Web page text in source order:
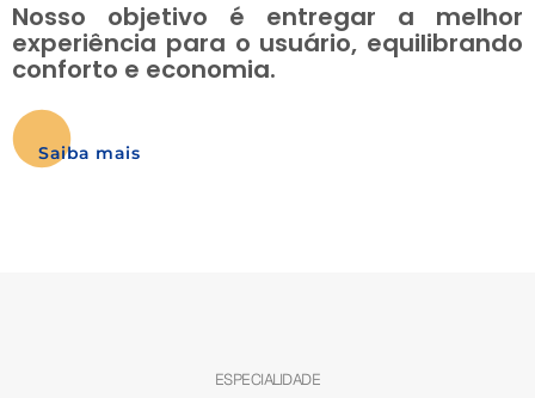
Nosso objetivo é entregar a melhor
experiência para o usuário, equilibrando
conforto e economia.
Saiba mais
ESPECIALIDADE